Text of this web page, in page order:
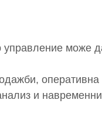
може
и